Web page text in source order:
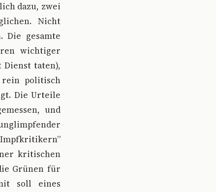
dazu, zwei
Nicht
Die gesamte
wichtiger
Dienst taten),
politisch
Die Urteile
und
kritischen
Grünen für
soll eines